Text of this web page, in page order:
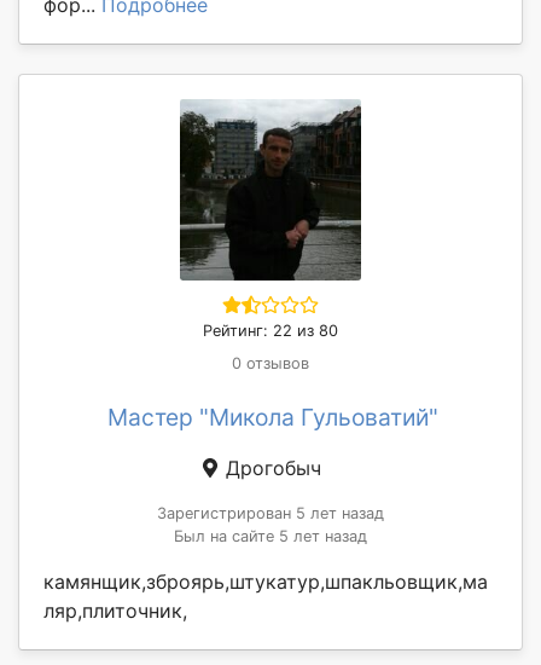
Рейтинг: 22 из 80
0 отзывов
Мастер "Микола Гульоватий"
Дрогобыч
Зарегистрирован 5 лет назад
Был на сайте 5 лет назад
камянщик,зброярь,штукатур,шпакльовщик,ма
ляр,плиточник,